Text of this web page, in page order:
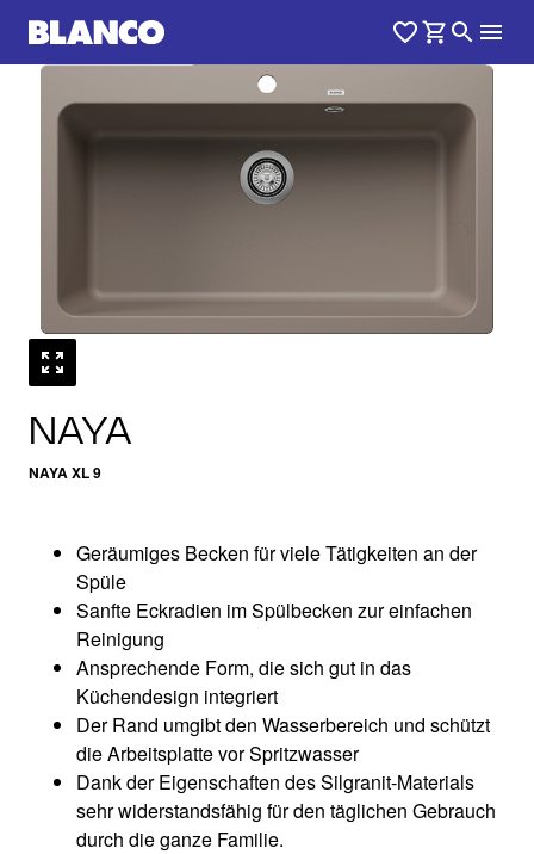
NAYA
NAYA XL 9
1 /0
Geräumiges Becken für viele Tätigkeiten an der
Spüle
Sanfte Eckradien im Spülbecken zur einfachen
Reinigung
Ansprechende Form, die sich gut in das
Küchendesign integriert
Der Rand umgibt den Wasserbereich und schützt
die Arbeitsplatte vor Spritzwasser
Dank der Eigenschaften des Silgranit-Materials
sehr widerstandsfähig für den täglichen Gebrauch
durch die ganze Familie.